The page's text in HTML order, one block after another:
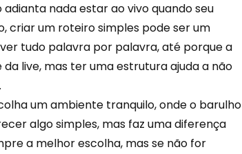
nada estar ao vivo quando seu
criar um roteiro simples pode ser um
tudo palavra por palavra, até porque a
live, mas ter uma estrutura ajuda a não
um ambiente tranquilo, onde o barulho
algo simples, mas faz uma diferença
a melhor escolha, mas se não for